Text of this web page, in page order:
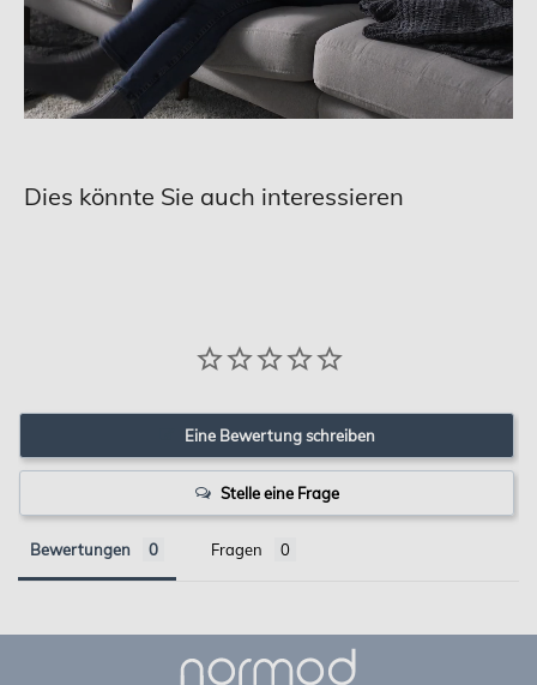
Dies könnte Sie auch interessieren
Eine Bewertung schreiben
Stelle eine Frage
Bewertungen Fragen